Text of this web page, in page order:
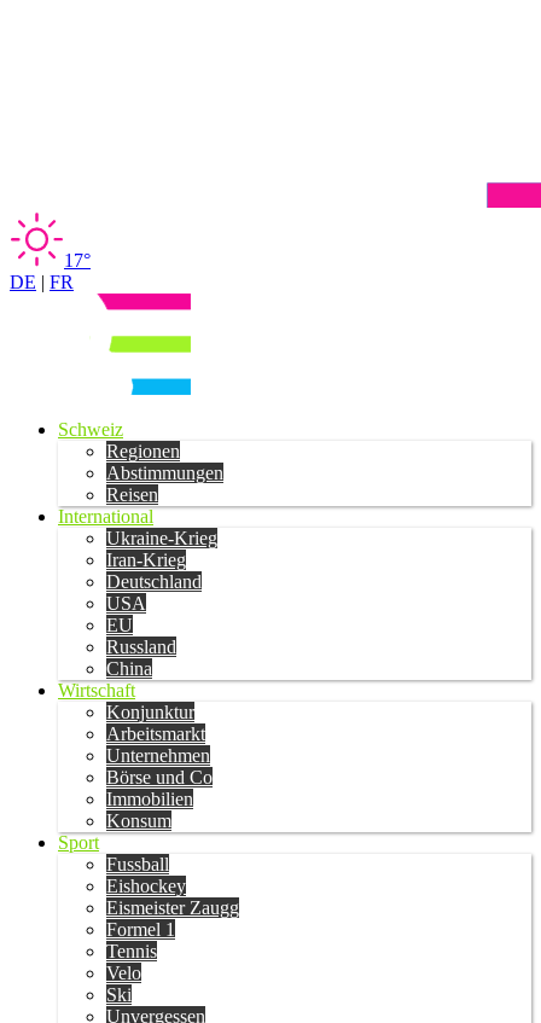
17°
DE | FR
Schweiz
Regionen
Abstimmungen
Reisen
International
Ukraine-Krieg
Iran-Krieg
Deutschland
USA
EU
Russland
China
Wirtschaft
Konjunktur
Arbeitsmarkt
Unternehmen
Börse und Co
Immobilien
Konsum
Sport
Fussball
Eishockey
Eismeister Zaugg
Formel 1
Tennis
Velo
Ski
Unvergessen